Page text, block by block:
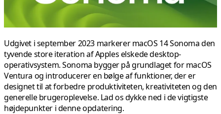
Udgivet i september 2023 markerer macOS 14 Sonoma den
tyvende store iteration af Apples elskede desktop-
operativsystem. Sonoma bygger på grundlaget for macOS
Ventura og introducerer en bølge af funktioner, der er
designet til at forbedre produktiviteten, kreativiteten og den
generelle brugeroplevelse. Lad os dykke ned i de vigtigste
højdepunkter i denne opdatering.